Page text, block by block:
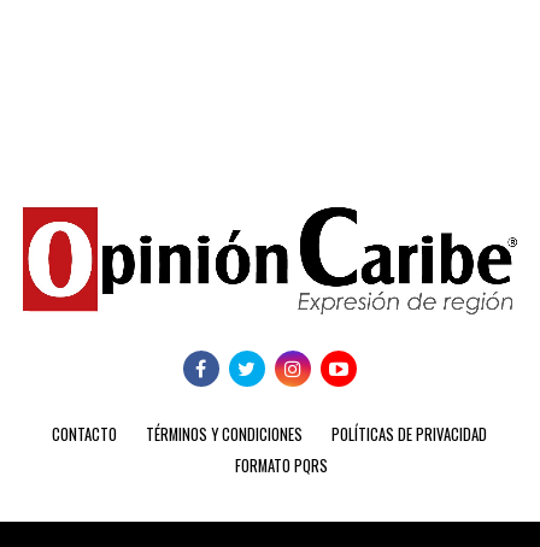
CONTACTO TÉRMINOS Y CONDICIONES
POLÍTICAS DE PRIVACIDAD
FORMATO PQRS